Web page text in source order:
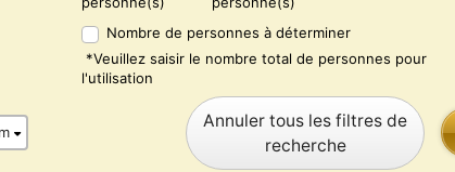
Nombre de personnes à déterminer
*Veuillez saisir le nombre total de personnes pour
l'utilisation
Annuler tous les filtres de
recherche